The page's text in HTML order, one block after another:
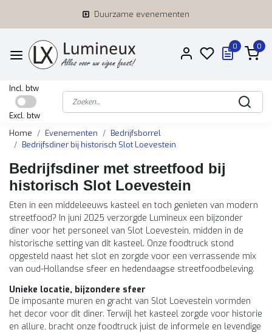
Duurzame evenementen
0 0
Incl. btw
Excl. btw
Home
Evenementen
Bedrijfsborrel
Bedrijfsdiner bij historisch Slot Loevestein
Bedrijfsdiner met streetfood bij
historisch Slot Loevestein
Eten in een middeleeuws kasteel en toch genieten van modern
streetfood? In juni 2025 verzorgde Lumineux een bijzonder
diner voor het personeel van Slot Loevestein, midden in de
historische setting van dit kasteel. Onze foodtruck stond
opgesteld naast het slot en zorgde voor een verrassende mix
van oud-Hollandse sfeer en hedendaagse streetfoodbeleving.
Unieke locatie, bijzondere sfeer
De imposante muren en gracht van Slot Loevestein vormden
het decor voor dit diner. Terwijl het kasteel zorgde voor historie
en allure, bracht onze foodtruck juist de informele en levendige